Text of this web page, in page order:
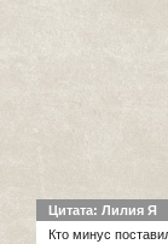
Цитата: Лилия Я
Кто минус